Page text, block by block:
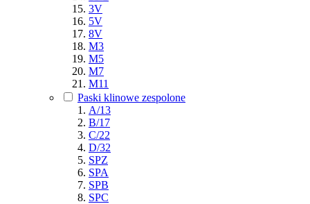
3V
5V
8V
M3
M5
M7
M11
Paski klinowe zespolone
A/13
B/17
C/22
D/32
SPZ
SPA
SPB
SPC